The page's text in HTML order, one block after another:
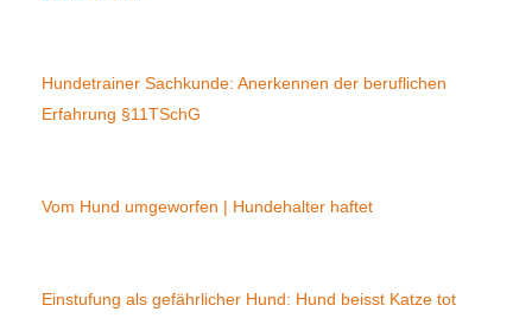
Hundetrainer Sachkunde: Anerkennen der beruflichen
Erfahrung §11TSchG
Vom Hund umgeworfen | Hundehalter haftet
Einstufung als gefährlicher Hund: Hund beisst Katze tot